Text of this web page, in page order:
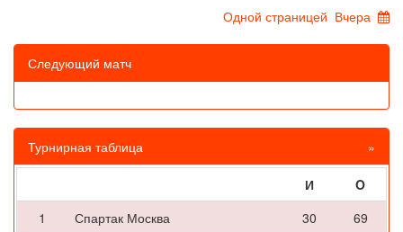
Одной страницей Вчера
Следующий матч
Турнирная таблица »
И
O
1
Спартак Москва 30
69